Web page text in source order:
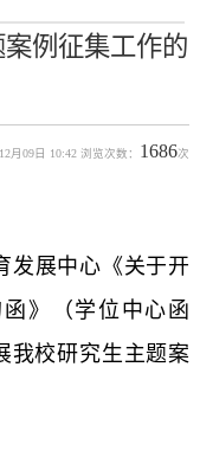
例征集工作的
月09日 10:42 浏览次数： 1686次
发展中心《关于开
》（学位中心函
我校研究生主题案